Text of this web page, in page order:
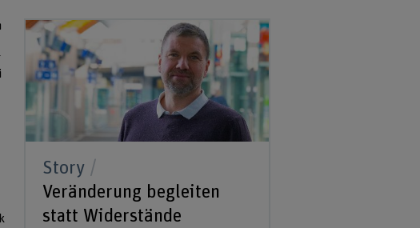
Story
Veränderung begleiten
statt Widerstände